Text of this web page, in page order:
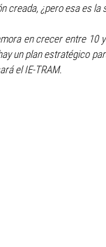
creada, ¿pero esa es la
en crecer entre 10
un plan estratégico
el IE-TRAM.